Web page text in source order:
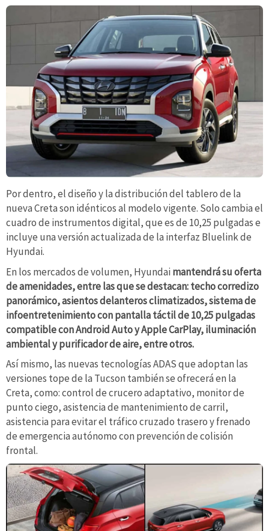
Por dentro, el diseño y la distribución del tablero de la
nueva Creta son idénticos al modelo vigente. Solo cambia el
cuadro de instrumentos digital, que es de 10,25 pulgadas e
incluye una versión actualizada de la interfaz Bluelink de
Hyundai.
En los mercados de volumen, Hyundai mantendrá su oferta
de amenidades, entre las que se destacan: techo corredizo
panorámico, asientos delanteros climatizados,sistema de
infoentretenimiento con pantalla táctil de 10,25 pulgadas
compatible con Android Auto y Apple CarPlay, iluminación
ambiental y purificador de aire, entre otros.
Así mismo, las nuevas tecnologías ADAS que adoptan las
versiones tope de la Tucson también se ofrecerá en la
Creta, como: control de crucero adaptativo, monitor de
punto ciego, asistencia de mantenimiento de carril,
asistencia para evitar el tráfico cruzado trasero y frenado
de emergencia autónomo con prevención de colisión
frontal.